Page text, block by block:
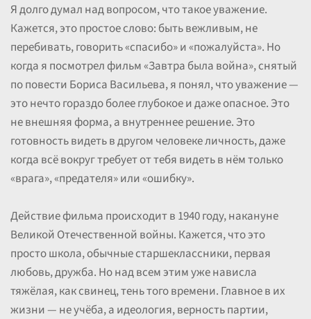
Я долго думал над вопросом, что такое уважение.
Кажется, это простое слово: быть вежливым, не
перебивать, говорить «спасибо» и «пожалуйста». Но
когда я посмотрел фильм «Завтра была война», снятый
по повести Бориса Васильева, я понял, что уважение —
это нечто гораздо более глубокое и даже опасное. Это
не внешняя форма, а внутреннее решение. Это
готовность видеть в другом человеке личность, даже
когда всё вокруг требует от тебя видеть в нём только
«врага», «предателя» или «ошибку».
Действие фильма происходит в 1940 году, накануне
Великой Отечественной войны. Кажется, что это
просто школа, обычные старшеклассники, первая
любовь, дружба. Но над всем этим уже нависла
тяжёлая, как свинец, тень того времени. Главное в их
жизни — не учёба, а идеология, верность партии,